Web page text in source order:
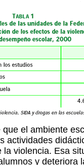
el ambiente
actividades
la violencia. Esa
y deteriora